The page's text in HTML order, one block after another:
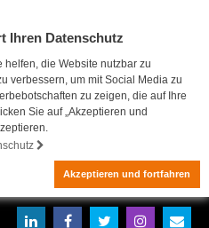
Ihren Datenschutz
die Website nutzbar zu
verbessern, um mit Social Media zu
zu zeigen, die auf Ihre
Sie auf „Akzeptieren und
Akzeptieren und fortfahren